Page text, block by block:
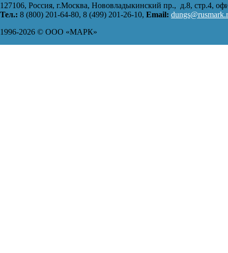
127106, Россия, г.Москва, Нововладыкинский пр., д.8, стр.4,
Тел.: 8 (800) 201-64-80, 8 (499) 201-26-10, Еmail:
1996-2026 © ООО «МАРК»